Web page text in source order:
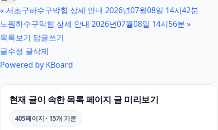
대환대출
의정부형사변호사
고양이보호소
«서초구하수구막힘 상세 안내 2026년07월08일 14시42분
노원하수구막힘 상세 안내 2026년07월08일 14시56분 »
목록보기 답글쓰기
글수정 글삭제
Powered by KBoard
현재 글이 속한 목록 페이지 글 미리보기
405페이지 · 15개 기준